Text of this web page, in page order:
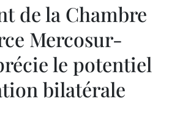
de la Chambre
Mercosur-
le potentiel
bilatérale